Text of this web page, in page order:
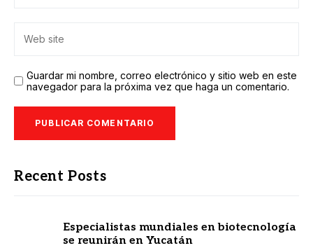
Guardar mi nombre, correo electrónico y sitio web en este
navegador para la próxima vez que haga un comentario.
Recent Posts
Especialistas mundiales en biotecnología
se reunirán en Yucatán